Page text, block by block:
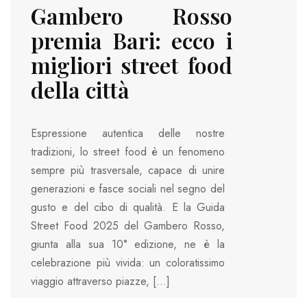
Gambero Rosso
premia Bari: ecco i
migliori street food
della città
Espressione autentica delle nostre
tradizioni, lo street food è un fenomeno
sempre più trasversale, capace di unire
generazioni e fasce sociali nel segno del
gusto e del cibo di qualità. E la Guida
Street Food 2025 del Gambero Rosso,
giunta alla sua 10° edizione, ne è la
celebrazione più vivida: un coloratissimo
viaggio attraverso piazze, […]